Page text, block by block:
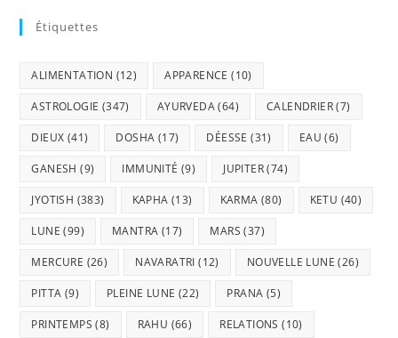
Étiquettes
ALIMENTATION (12) APPARENCE (10)
ASTROLOGIE (347) AYURVEDA(64) CALENDRIER(7)
DIEUX (41) DOSHA (17) DÉESSE (31) EAU (6)
GANESH (9) IMMUNITÉ (9) JUPITER(74)
JYOTISH (383) KAPHA (13) KARMA (80) KETU (40)
LUNE (99) MANTRA (17) MARS (37)
MERCURE (26) NAVARATRI (12) NOUVELLE LUNE (26)
PITTA (9) PLEINE LUNE (22) PRANA (5)
PRINTEMPS (8) RAHU (66) RELATIONS (10)